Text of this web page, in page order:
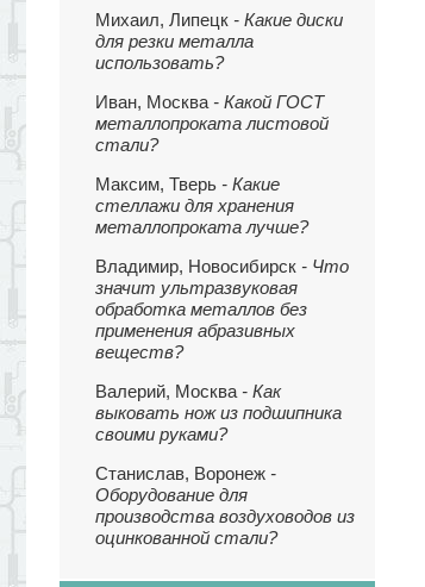
Михаил, Липецк - Какие диски
для резки металла
использовать?
Иван, Москва - Какой ГОСТ
металлопроката листовой
стали?
Максим, Тверь - Какие
стеллажи для хранения
металлопроката лучше?
Владимир, Новосибирск - Что
значит ультразвуковая
обработка металлов без
применения абразивных
веществ?
Валерий, Москва - Как
выковать нож из подшипника
своими руками?
Станислав, Воронеж -
Оборудование для
производства воздуховодов из
оцинкованной стали?